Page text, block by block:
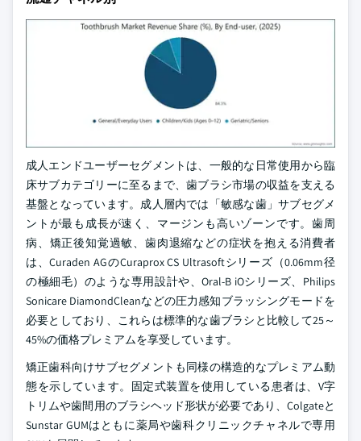
成人エンドユーザーセグメントは、一般的な日常使用から臨
床サブカテゴリーに至るまで、歯ブラシ市場の収益を支える
基盤となっています。成人層内では「敏感な歯」サブセグメ
ントが最も成長が速く、マージンも高いゾーンです。歯周
病、矯正後知覚過敏、歯肉退縮などの症状を抱える消費者
は、Curaden AGのCuraprox CS Ultrasoftシリーズ（0.06mm径
の極細毛）のような専用設計や、Oral-B iOシリーズ、Philips
Sonicare DiamondCleanなどの圧力感知ブラッシングモードを
必要としており、これらは標準的な歯ブラシと比較して25～
45%の価格プレミアムを享受しています。
矯正歯科向けサブセグメントも同様の構造的なプレミアム動
態を示しています。固定式装置を使用している患者は、V字
トリムや歯間用のブラシヘッド形状が必要であり、Colgateと
Sunstar GUMはともに薬局や歯科クリニックチャネルで専用